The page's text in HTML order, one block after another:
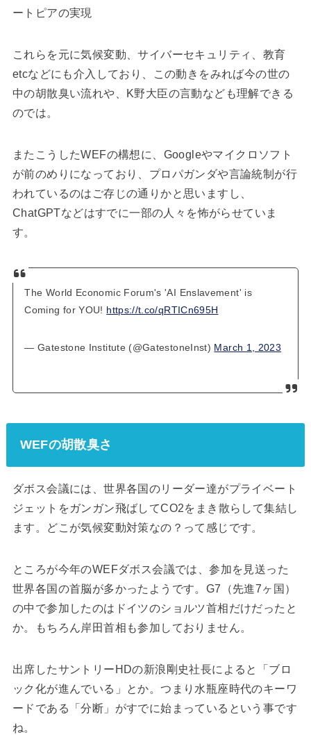
ートピアの実現
これらを元に気候変動、サイバーセキュリティ、教育
etcなどにも介入しており、この動きをみれば今の世の
中の胡散臭い流れや、K野大臣の言動なども理解できる
のでは。
またこうしたWEFの構想に、Googleやマイクロソフト
が前のめりになっており、プロパガンダや言論統制が行
われているのはご存じの通りかと思いますし、
ChatGPTなどはすでに一部の人々を怖がらせていま
す。
The World Economic Forum's 'AI Enslavement' is
Coming for YOU! https://t.co/qRTICn695H
— Gatestone Institute (@GatestoneInst) March 1, 2023
WEFの胡散臭さ
ダボス会議には、世界各国のリーダー達がプライベート
ジェットをガンガン飛ばしてCO2をまき散らして集結し
ます。どこが気候変動対策なの？って感じです。
ところが今年のWEFダボス会議では、参加を見送った
世界各国の首脳が多かったようです。G7（先進7ヶ国）
の中で参加したのはドイツのショルツ首相だけだったと
か。もちろん岸田首相も参加しておりません。
出席したサントリーHDの新浪剛史社長によると「ブロ
ック化が進んでいる」とか。つまり水瓶座時代のキーワ
ードである「分断」がすでに始まっているという事です
ね。